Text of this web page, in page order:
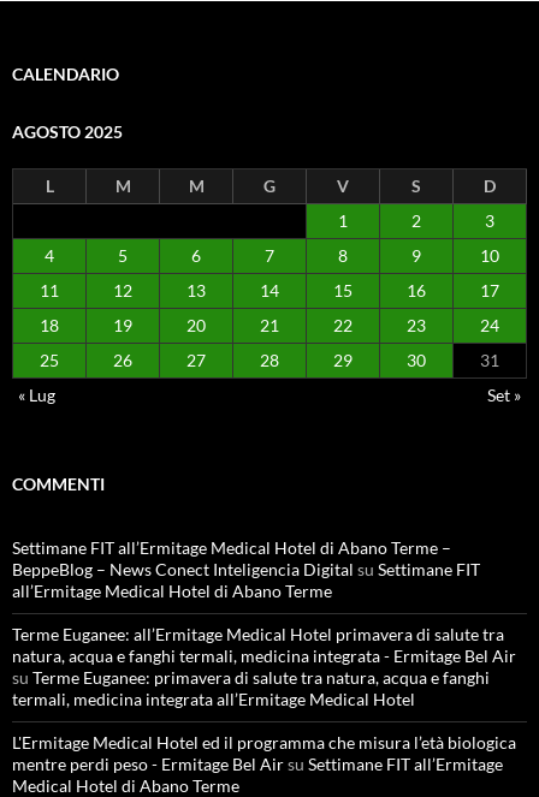
CALENDARIO
AGOSTO 2025
L M M G V S
D
1
2
3
4
5 6 7 8 9
10
11
12 13 14 15 16
17
18
19 20 21 22 23
24
25
26 27 28 29 30
31
« Lug
Set »
COMMENTI
Settimane FIT all’Ermitage Medical Hotel di Abano Terme –
BeppeBlog – News Conect Inteligencia Digital su Settimane FIT
all’Ermitage Medical Hotel di Abano Terme
Terme Euganee: all’Ermitage Medical Hotel primavera di salute tra
natura, acqua e fanghi termali, medicina integrata - Ermitage Bel Air
su Terme Euganee: primavera di salute tra natura, acqua e fanghi
termali, medicina integrata all’Ermitage Medical Hotel
L'Ermitage Medical Hotel ed il programma che misura l’età biologica
mentre perdi peso - Ermitage Bel Airsu Settimane FIT all’Ermitage
Medical Hotel di Abano Terme